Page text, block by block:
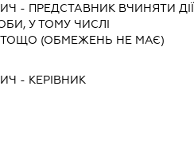
- ПРЕДСТАВНИК ВЧИНЯТИ ДІЇ
У ТОМУ ЧИСЛІ
(ОБМЕЖЕНЬ НЕ МАЄ)
- КЕРІВНИК